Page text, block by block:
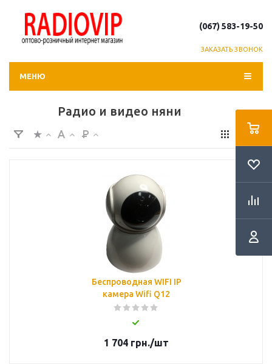
(067) 583-19-50
ЗАКАЗАТЬ ЗВОНОК
МЕНЮ
Радио и видео няни
Беспроводная WIFI IP
камера Wifi Q12
1 704 грн./шт